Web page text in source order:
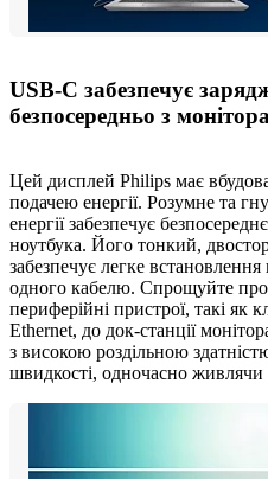
USB-C забезпечує
безпосередньо з
Цей дисплей Philips має
подачею енергії. Розумне та
енергії забезпечує
ноутбука. Його тонкий,
забезпечує легке
одного кабелю. Спрощуйте
периферійні пристрої, такі як
Ethernet, до док-станції
з високою роздільною
швидкості, одночасно